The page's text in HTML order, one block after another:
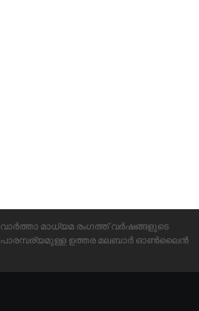
വാർത്താ മാധ്യമ രംഗത്ത് വർഷങ്ങളുടെ
പാരമ്പര്യമുള്ള ഉത്തര മലബാർ ഓൺലൈൻ